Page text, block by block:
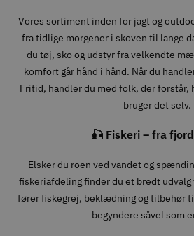
Vores sortiment inden for jagt og
fra tidlige morgener i skoven til lange
du tøj, sko og udstyr fra velkendte
komfort går hånd i hånd. Når du
Fritid, handler du med folk, der forstår,
bruger det selv.
🎣 Fiskeri – fra
Elsker du roen ved vandet og
fiskeriafdeling finder du et bredt udvalg
fører fiskegrej, beklædning og tilbehør
begyndere såvel som